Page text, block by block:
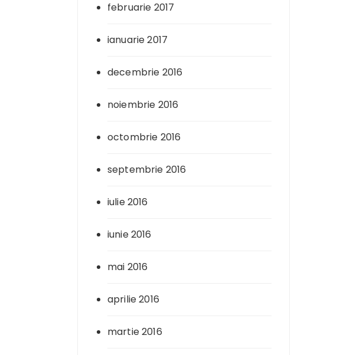
februarie 2017
ianuarie 2017
decembrie 2016
noiembrie 2016
octombrie 2016
septembrie 2016
iulie 2016
iunie 2016
mai 2016
aprilie 2016
martie 2016